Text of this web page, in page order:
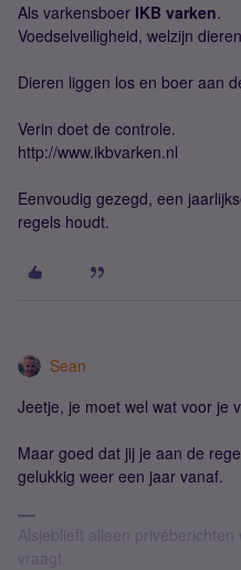
Als varkensboer IKB varken.
Voedselveiligheid, welzijn
Dieren liggen los en boer aan
Verin doet de controle.
http://www.ikbvarken.nl
Eenvoudig gezegd, een
regels houdt.
Sean
Jeetje, je moet wel wat voor je
Maar goed dat jij je aan de
gelukkig weer een jaar vanaf.
Alsjeblieft alleen
vraagt.